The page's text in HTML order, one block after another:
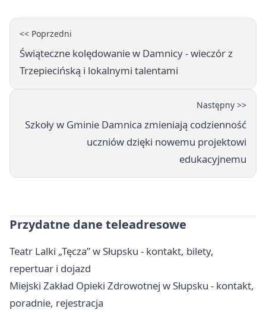
<< Poprzedni
Świąteczne kolędowanie w Damnicy - wieczór z
Trzepiecińską i lokalnymi talentami
Następny >>
Szkoły w Gminie Damnica zmieniają codzienność
uczniów dzięki nowemu projektowi
edukacyjnemu
Przydatne dane teleadresowe
Teatr Lalki „Tęcza” w Słupsku - kontakt, bilety,
repertuar i dojazd
Miejski Zakład Opieki Zdrowotnej w Słupsku - kontakt,
poradnie, rejestracja